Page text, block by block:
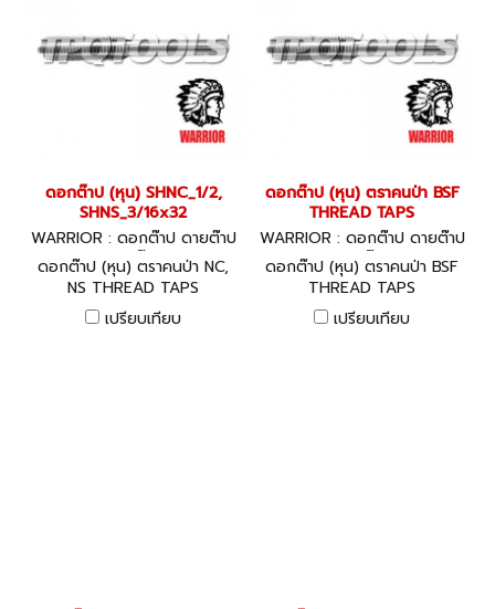
ดอกต๊าป (หุน) SHNC_1/2,
SHNS_3/16x32
WARRIOR : ดอกต๊าป ดายต๊าป
ด้ามต๊าป
ดอกต๊าป (หุน) ตราคนป่า NC,
NS THREAD TAPS
เปรียบเทียบ
ดอกต๊าป (หุน) ตราคนป่า BSF
THREAD TAPS
WARRIOR : ดอกต๊าป ดายต๊าป
ด้ามต๊าป
ดอกต๊าป (หุน) ตราคนป่า BSF
THREAD TAPS
เปรียบเทียบ